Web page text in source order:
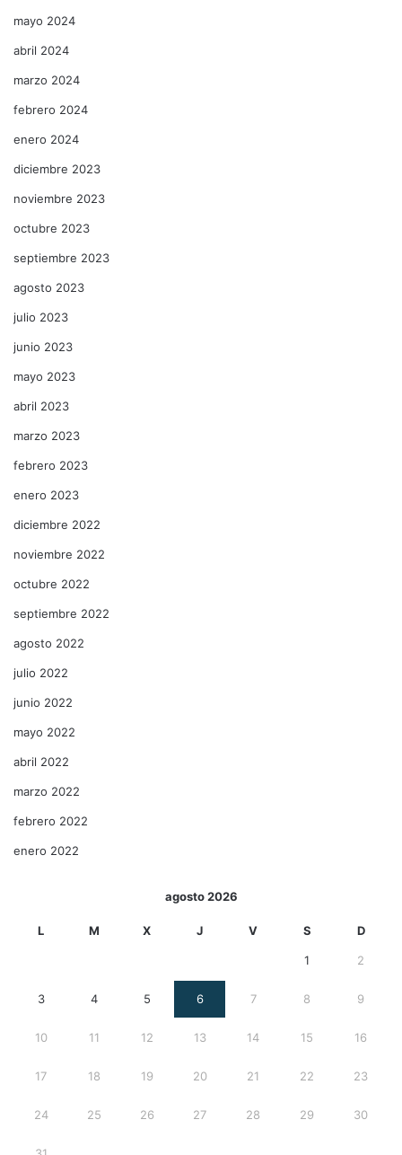
mayo 2024
abril 2024
marzo 2024
febrero 2024
enero 2024
diciembre 2023
noviembre 2023
octubre 2023
septiembre 2023
agosto 2023
julio 2023
junio 2023
mayo 2023
abril 2023
marzo 2023
febrero 2023
enero 2023
diciembre 2022
noviembre 2022
octubre 2022
septiembre 2022
agosto 2022
julio 2022
junio 2022
mayo 2022
abril 2022
marzo 2022
febrero 2022
enero 2022
agosto 2026
L M X J V S D
1 2
3 4 5 6 7 8 9
10 11 12 13 14 15 16
17 18 19 20 21 22 23
24 25 26 27 28 29 30